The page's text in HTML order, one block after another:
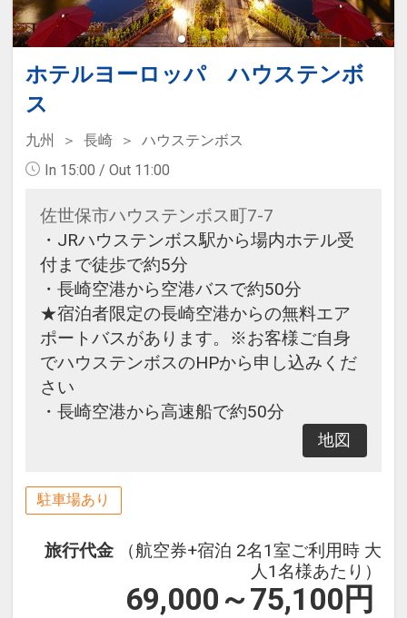
ホテルヨーロッパ ハウステンボ
ス
九州 長崎
ハウステンボス
In 15:00 / Out 11:00
佐世保市ハウステンボス町7-7
・JRハウステンボス駅から場内ホテル受
付まで徒歩で約5分
・長崎空港から空港バスで約50分
★宿泊者限定の長崎空港からの無料エア
ポートバスがあります。※お客様ご自身
でハウステンボスのHPから申し込みくだ
さい
・長崎空港から高速船で約50分
地図
駐車場あり
旅行代金
（航空券+宿泊 2名1室ご利用時 大
人1名様あたり）
69,000～75,100 円